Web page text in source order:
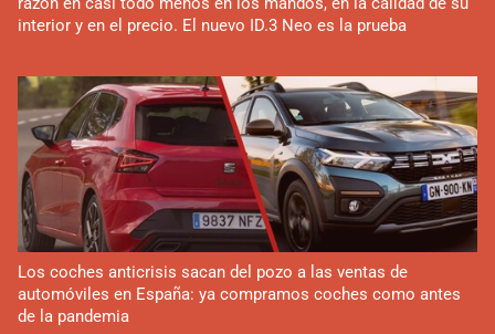
interior y en el precio. El nuevo ID.3 Neo es la prueba
Los coches anticrisis sacan del pozo a las ventas de
automóviles en España: ya compramos coches como antes
de la pandemia